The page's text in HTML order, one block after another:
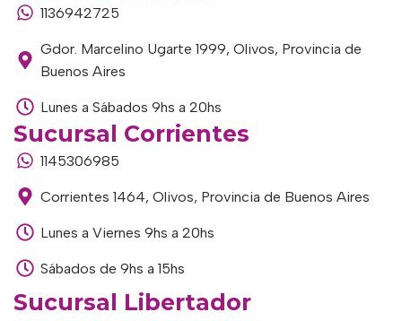
1136942725
Gdor. Marcelino Ugarte 1999, Olivos, Provincia de
Buenos Aires
Lunes a Sábados 9hs a 20hs
Sucursal Corrientes
1145306985
Corrientes 1464, Olivos, Provincia de Buenos Aires
Lunes a Viernes 9hs a 20hs
Sábados de 9hs a 15hs
Sucursal Libertador